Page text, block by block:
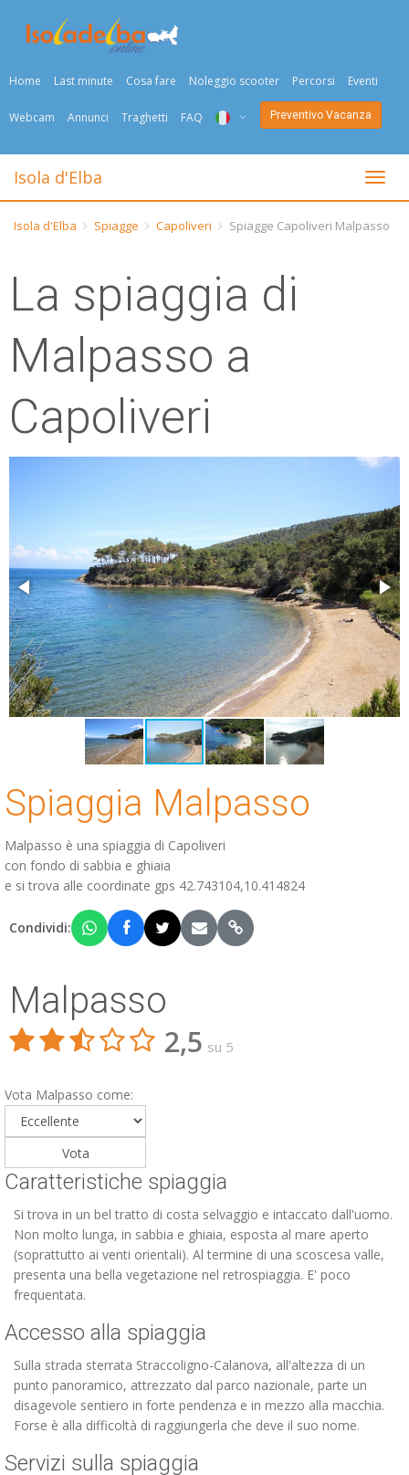
Home Last minute Cosa fare Noleggio scooter Percorsi Eventi
Webcam Annunci Traghetti FAQ
ENG
FRA
Preventivo Vacanza
Togli
Isola d'Elba
Isola d'Elba Spiagge Capoliveri Spiagge Capoliveri Malpasso
La spiaggia di
Malpasso a
Capoliveri
Spiaggia Malpasso
Malpasso è una spiaggia di Capoliveri
con fondo di sabbia e ghiaia
e si trova alle coordinate gps 42.743104,10.414824
Condividi:
Malpasso
2,5 su 5
Vota Malpasso come:
Caratteristiche spiaggia
Si trova in un bel tratto di costa selvaggio e intaccato dall'uomo.
Non molto lunga, in sabbia e ghiaia, esposta al mare aperto
(soprattutto ai venti orientali). Al termine di una scoscesa valle,
presenta una bella vegetazione nel retrospiaggia. E' poco
frequentata.
Accesso alla spiaggia
Sulla strada sterrata Straccoligno-Calanova, all'altezza di un
punto panoramico, attrezzato dal parco nazionale, parte un
disagevole sentiero in forte pendenza e in mezzo alla macchia.
Forse è alla difficoltà di raggiungerla che deve il suo nome.
Servizi sulla spiaggia